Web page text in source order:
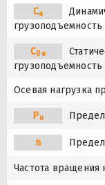
Ca
грузоподъемность
C0a
грузоподъемность
Осевая нагрузка
Pu Предел
n
Частота вращения